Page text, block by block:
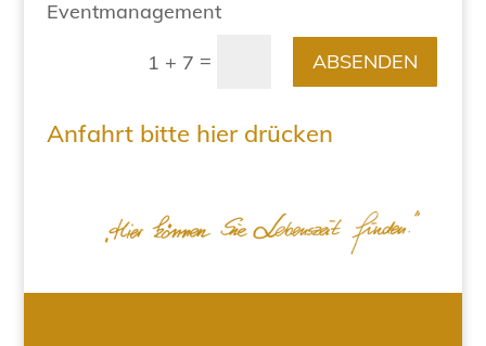
Eventmanagement
1 + 7 = ABSENDEN
Anfahrt bitte hier drücken